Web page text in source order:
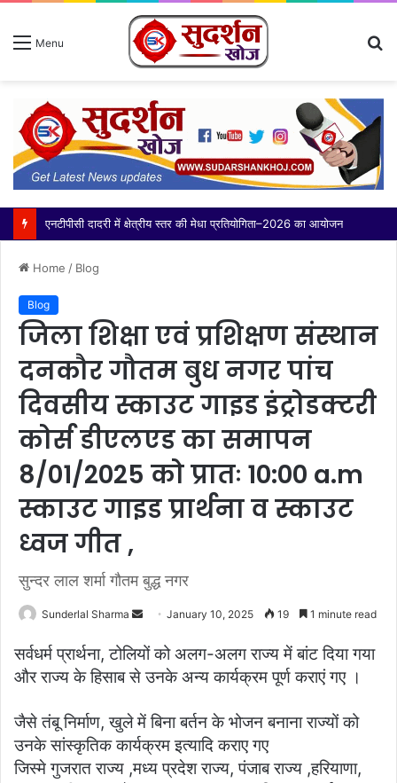
Menu
थाना बादलपुर पुलिस द्वारा 02 वांछित अभियुक्त गिरफ्तार, कब्जे से अवैध शस्त्र बरामद
Home / Blog
Blog
जिला शिक्षा एवं प्रशिक्षण संस्थान
दनकौर गौतम बुध नगर पांच
दिवसीय स्काउट गाइड इंट्रोडक्टरी
कोर्स डीएलएड का समापन
8/01/2025 को प्रातः 10:00 a.m
स्काउट गाइड प्रार्थना व स्काउट
ध्वज गीत ,
सुन्दर लाल शर्मा गौतम बुद्ध नगर
Sunderlal Sharma
Send
email
January 10, 2025 19 1 minute read
सर्वधर्म प्रार्थना, टोलियों को अलग-अलग राज्य में बांट दिया गया
और राज्य के हिसाब से उनके अन्य कार्यक्रम पूर्ण कराएं गए ।
जैसे तंबू निर्माण, खुले में बिना बर्तन के भोजन बनाना राज्यों को
उनके सांस्कृतिक कार्यक्रम इत्यादि कराए गए
जिस्मे गुजरात राज्य ,मध्य प्रदेश राज्य, पंजाब राज्य ,हरियाणा,